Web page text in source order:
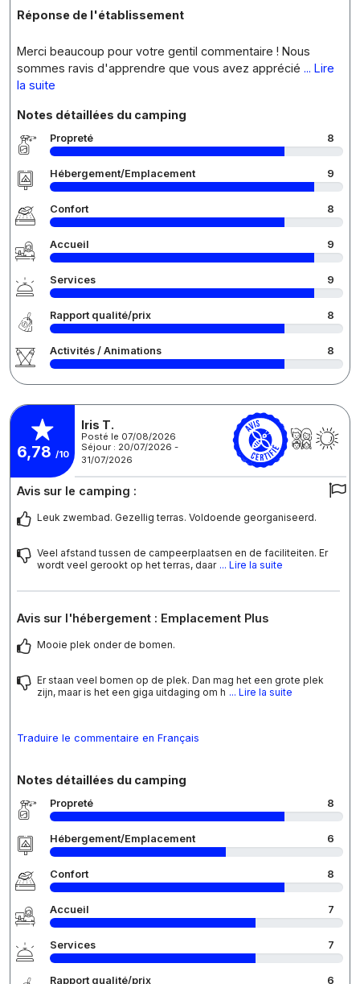
Réponse de l'établissement
Merci beaucoup pour votre gentil commentaire ! Nous
sommes ravis d'apprendre que vous avez apprécié ... Lire
la suite
Notes détaillées du camping
Propreté 8
Hébergement/Emplacement 9
Confort 8
Accueil 9
Services 9
Rapport qualité/prix 8
Activités / Animations 8
6,78 /10
Iris T.
Posté le 07/08/2026
Séjour : 20/07/2026 -
31/07/2026
Avis sur le camping :
Leuk zwembad. Gezellig terras. Voldoende georganiseerd.
Veel afstand tussen de campeerplaatsen en de faciliteiten. Er
wordt veel gerookt op het terras, daar ... Lire la suite
Avis sur l'hébergement : Emplacement Plus
Mooie plek onder de bomen.
Er staan veel bomen op de plek. Dan mag het een grote plek
zijn, maar is het een giga uitdaging om h ... Lire la suite
Traduire le commentaire en Français
Notes détaillées du camping
Propreté 8
Hébergement/Emplacement 6
Confort 8
Accueil 7
Services 7
Rapport qualité/prix 6